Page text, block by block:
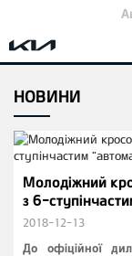
НОВИНИ
Молодіжний
з 6-
2018-12-13
До офіційної